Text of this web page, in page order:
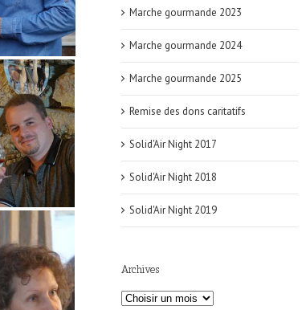
Marche gourmande 2023
Marche gourmande 2024
Marche gourmande 2025
Remise des dons caritatifs
Solid'Air Night 2017
Solid'Air Night 2018
Solid'Air Night 2019
Archives